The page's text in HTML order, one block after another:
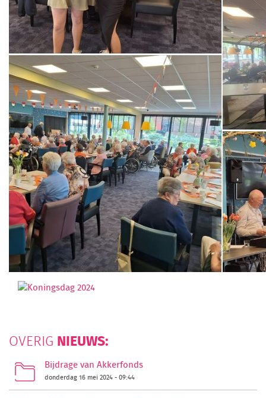
OVERIG NIEUWS:
Bijdrage van Akkerfonds
donderdag 16 mei 2024 - 09:44